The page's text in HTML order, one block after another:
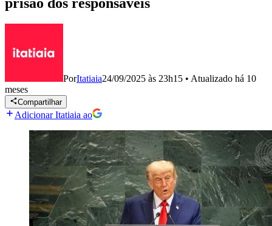
PorItatiaia24/09/2025 às 23h15 • Atualizado há 10
meses
Compartilhar
Adicionar Itatiaia ao